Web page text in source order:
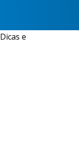
Dicas e